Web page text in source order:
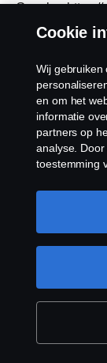
Google -
Baidu - http://
- https://
Youku - http://
Ipaper -
Facebook -
LinkedIn -
Adobe -
Cookie
Wij gebruiken
en om het
informatie
partners op
analyse.
toestemming
door op
categorieën